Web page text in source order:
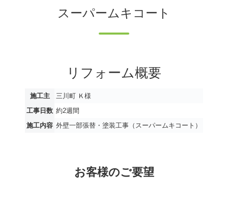
スーパームキコート
リフォーム概要
施工主
三川町 Ｋ様
工事日数 約2週間
施工内容 外壁一部張替・塗装工事（スーパームキコート）
お客様のご要望